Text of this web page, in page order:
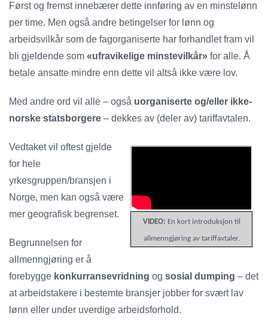
Først og fremst innebærer dette innføring av en minstelønn
per time. Men også andre betingelser for lønn og
arbeidsvilkår som de fagorganiserte har forhandlet fram vil
bli gjeldende som «ufravikelige minstevilkår» for alle. Å
betale ansatte mindre enn dette vil altså ikke være lov.
Med andre ord vil alle – også uorganiserte og/eller ikke-
norske statsborgere – dekkes av (deler av) tariffavtalen.
VIDEO: En kort introduksjon til
allmenngjøring av tariffavtaler.
Vedtaket vil oftest gjelde
for hele
yrkesgruppen/bransjen i
Norge, men kan også være
mer geografisk begrenset.
Begrunnelsen for
allmenngjøring er å
forebygge konkurransevridning og sosial dumping – det
at arbeidstakere i bestemte bransjer jobber for svært lav
lønn eller under uverdige arbeidsforhold.